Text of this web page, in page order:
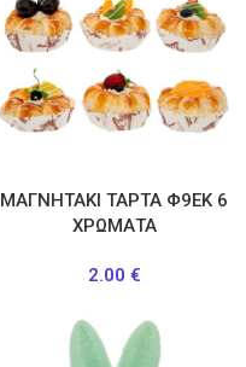
ΜΑΓΝΗΤΑΚΙ ΤΑΡΤΑ Φ9ΕΚ 6
ΧΡΩΜΑΤΑ
2.00 €